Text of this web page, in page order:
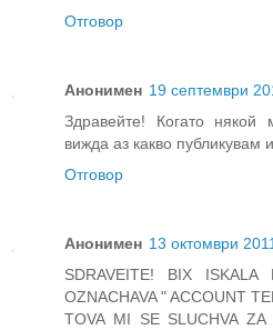
Отговор
Анонимен 19 септември
Здравейте! Когато
вижда аз какво
Отговор
Анонимен 13 октомври
SDRAVEITE! BIX
OZNACHAVA " ACCOUNT
TOVA MI SE SLUCHVA